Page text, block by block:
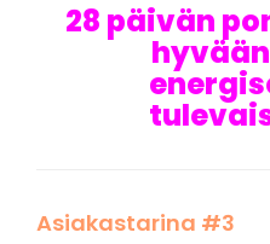
28 päivän
Asiakastarina #3